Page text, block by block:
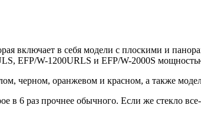
включает в себя модели с плоскими и
EFP/W-1200URLS и EFP/W-2000S
черном, оранжевом и красном, а также
в 6 раз прочнее обычного. Если же стекло